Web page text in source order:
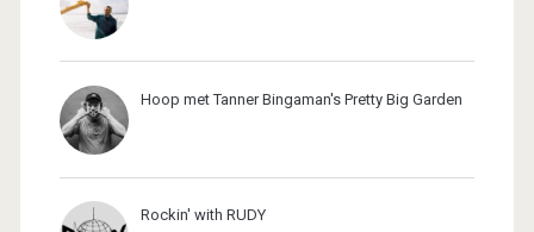
Hoop met Tanner Bingaman's Pretty Big Garden
Rockin' with RUDY